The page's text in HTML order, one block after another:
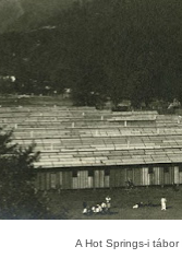
A Hot Springs-i tábor